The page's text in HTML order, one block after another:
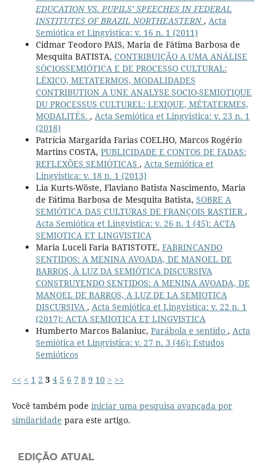
EDUCATION VS. PUPILS’ SPEECHES IN FEDERAL
INSTITUTES OF BRAZIL NORTHEASTERN , Acta
Semiótica et Lingvistica: v. 16 n. 1 (2011)
Cidmar Teodoro PAIS, Maria de Fátima Barbosa de
Mesquita BATISTA, CONTRIBUIÇÃO A UMA ANÁLISE
SÓCIOSSEMIÓTICA E DE PROCESSO CULTURAL:
LÉXICO, METATERMOS, MODALIDADES
CONTRIBUTION A UNE ANALYSE SOCIO-SEMIOTIQUE
DU PROCESSUS CULTUREL: LEXIQUE, MÉTATERMES,
MODALITÉS. , Acta Semiótica et Lingvistica: v. 23 n. 1
(2018)
Patrícia Margarida Farias COELHO, Marcos Rogério
Martins COSTA, PUBLICIDADE E CONTOS DE FADAS:
REFLEXÕES SEMIÓTICAS , Acta Semiótica et
Lingvistica: v. 18 n. 1 (2013)
Lia Kurts-Wöste, Flaviano Batista Nascimento, Maria
de Fátima Barbosa de Mesquita Batista, SOBRE A
SEMIÓTICA DAS CULTURAS DE FRANÇOIS RASTIER,
Acta Semiótica et Lingvistica: v. 26 n. 1 (45): ACTA
SEMIOTICA ET LINGVISTICA
Maria Luceli Faria BATISTOTE, FABRINCANDO
SENTIDOS: A MENINA AVOADA, DE MANOEL DE
BARROS, À LUZ DA SEMIÓTICA DISCURSIVA
CONSTRUYENDO SENTIDOS: A MENINA AVOADA, DE
MANOEL DE BARROS, A LUZ DE LA SEMIOTICA
DISCURSIVA , Acta Semiótica et Lingvistica: v. 22 n. 1
(2017): ACTA SEMIOTICA ET LINGVISTICA
Humberto Marcos Balaniuc, Parábola e sentido , Acta
Semiótica et Lingvistica: v. 27 n. 3 (46): Estudos
Semióticos
<< < 1 2 3 4 5 6 7 8 9 10 > >>
Você também pode iniciar uma pesquisa avançada por
similaridade para este artigo.
EDIÇÃO ATUAL